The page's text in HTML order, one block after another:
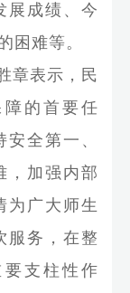
展成绩、今
困难等。
章表示，民
的首要任
全第一、
，加强内部
为广大师生
服务，在整
支柱性作